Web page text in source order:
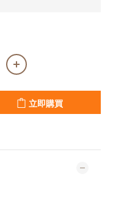
立即購買